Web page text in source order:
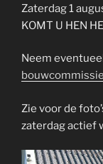
Zaterdag 1
KOMT U HEN
Neem
Zie voor de
zaterdag actief